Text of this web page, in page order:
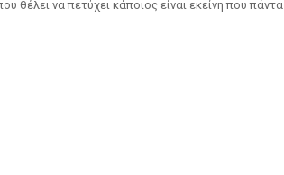
θέλει να πετύχει κάποιος είναι εκείνη που πάντα